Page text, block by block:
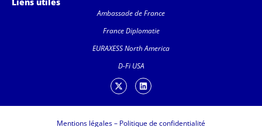
Ambassade de France
France Diplomatie
EURAXESS North America
D-Fi USA
Mentions légales– Politique de confidentialité